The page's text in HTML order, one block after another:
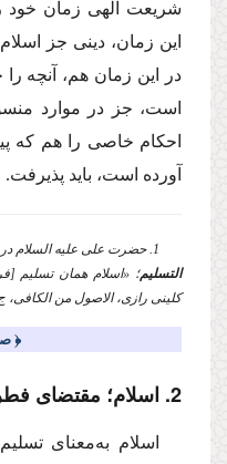
شریعت الهی زمان خود
این زمان، دینی جز
در این زمان هم، آنچه را
است، جز در موارد
احكام خاصی را هم كه
آورده است، باید پذیرفت.
1. حضرت علی علیه السلام
التسلیم؛ «اسلام همان تسلیم
كلینی رازی، الاصول من الكافی، ج2، باب نسبة الاسلام، ص45،
﴿
2. اسلام؛ مقتضای فطرت الهی
اسلام به‌معنای